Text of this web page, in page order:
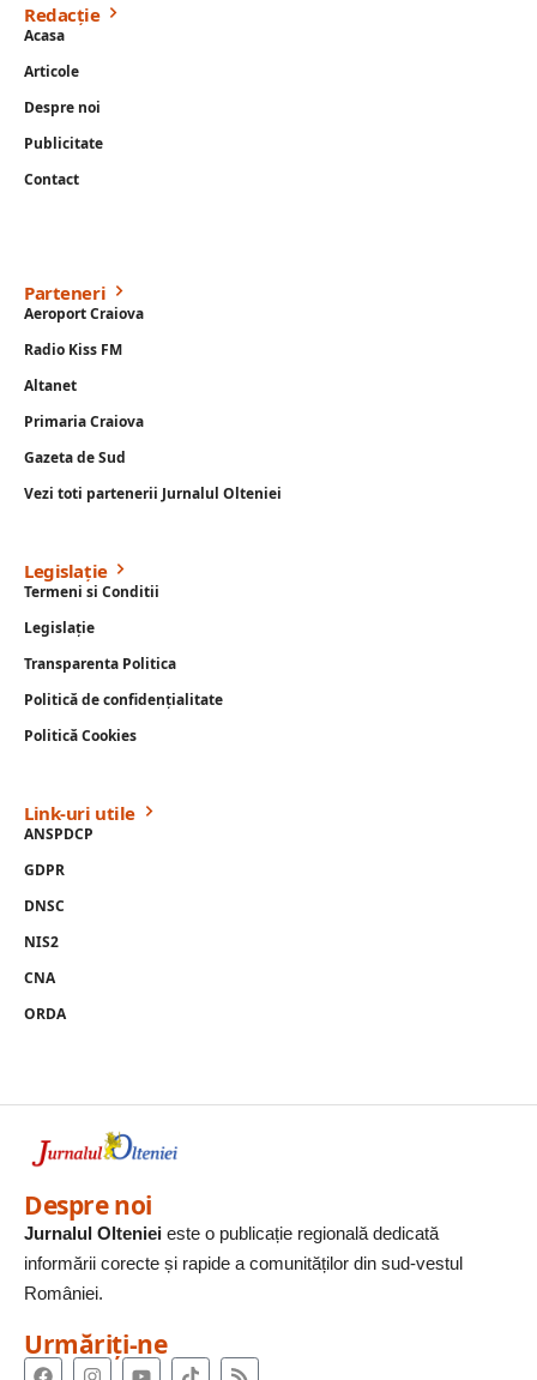
Redacție
Acasa
Articole
Despre noi
Publicitate
Contact
Parteneri
Aeroport Craiova
Radio Kiss FM
Altanet
Primaria Craiova
Gazeta de Sud
Vezi toti partenerii Jurnalul Olteniei
Legislație
Termeni si Conditii
Legislație
Transparenta Politica
Politică de confidențialitate
Politică Cookies
Link-uri utile
ANSPDCP
GDPR
DNSC
NIS2
CNA
ORDA
Despre noi
Jurnalul Olteniei este o publicație regională dedicată
informării corecte și rapide a comunităților din sud-vestul
României.
Urmăriți-ne